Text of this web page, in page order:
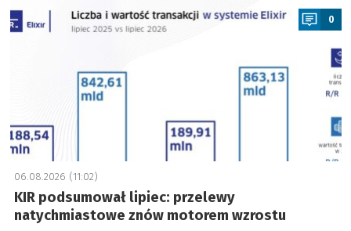
0
06.08.2026 (11:02)
KIR podsumował lipiec: przelewy
natychmiastowe znów motorem wzrostu